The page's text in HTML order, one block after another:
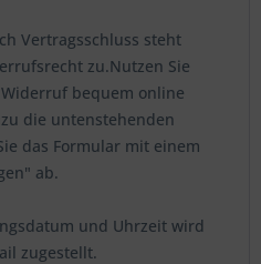
Vertragsschluss steht
zu.Nutzen Sie
bequem online
die untenstehenden
das Formular mit einem
ab.
und Uhrzeit wird
zugestellt.